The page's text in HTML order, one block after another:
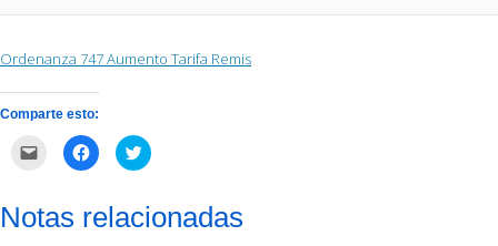
Ordenanza 747 Aumento Tarifa Remis
Comparte esto:
correo
electrónico
Haz
clic
Facebook
(Se
Haz
clic
en
Twitter
(Se
Notas relacionadas